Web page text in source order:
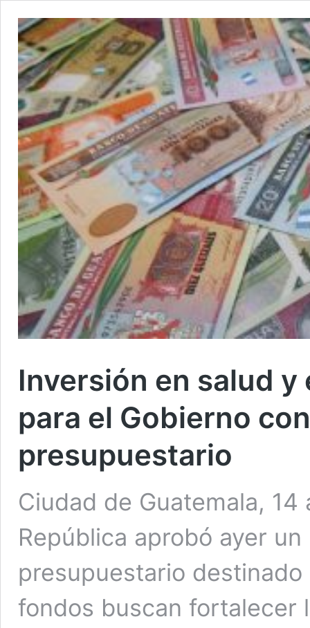
Inversión en salud
para el Gobierno
presupuestario
Ciudad de Guatemala,
República aprobó ayer
presupuestario
fondos buscan fortalecer